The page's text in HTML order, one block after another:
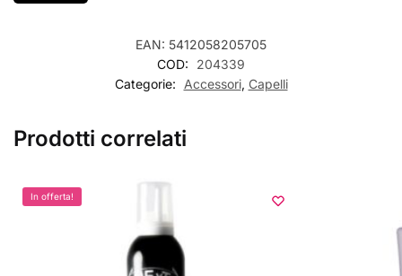
EAN: 5412058205705
COD:
204339
Categorie:
Accessori, Capelli
Prodotti correlati
In offerta!